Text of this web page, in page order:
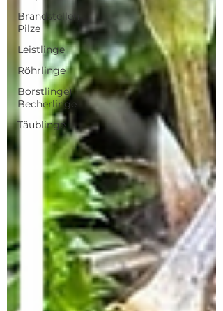
Brandstellen
Pilze
Leistlinge
Röhrlinge
Borstlinge)
Becherlinge
Täublinge